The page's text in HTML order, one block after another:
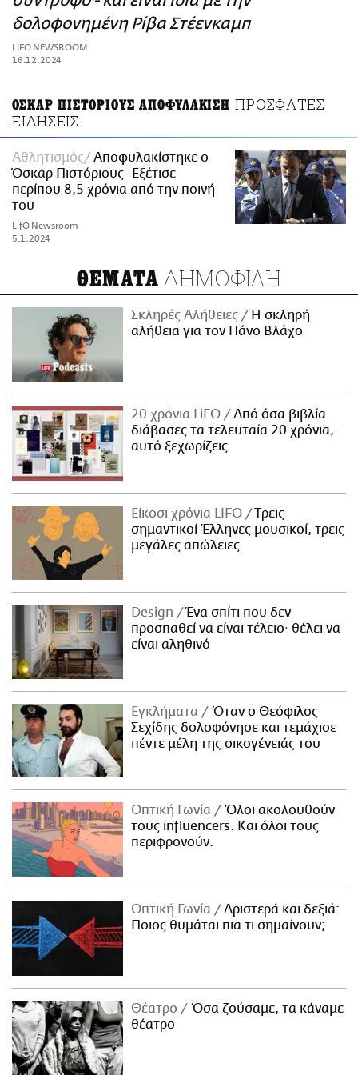
ΑΜΠΑ
PRINT
δολοφονημένη Ρίβα Στέενκαμπ
LIFO NEWSROOM
16.12.2024
ΟΣΚΑΡ ΠΙΣΤΟΡΙΟΥΣ ΑΠΟΦΥΛΑΚΙΣΗ ΠΡΟΣΦΑΤΕΣ
ΕΙΔΗΣΕΙΣ
Αθλητισμός
Αποφυλακίστηκε ο
Όσκαρ Πιστόριους- Εξέτισε
περίπου 8,5 χρόνια από την ποινή
του
LifO Newsroom
5.1.2024
ΘΕΜΑΤΑ ΔΗΜΟΦΙΛΗ
Σκληρές Αλήθειες
H σκληρή
αλήθεια για τον Πάνο Βλάχο
20 χρόνια LiFO
Από όσα βιβλία
διάβασες τα τελευταία 20 χρόνια,
αυτό ξεχωρίζεις
Είκοσι χρόνια LIFO
Tρεις
σημαντικοί Έλληνες μουσικοί, τρεις
μεγάλες απώλειες
Design
Ένα σπίτι που δεν
προσπαθεί να είναι τέλειο· θέλει να
είναι αληθινό
Εγκλήματα
Όταν ο Θεόφιλος
Σεχίδης δολοφόνησε και τεμάχισε
πέντε μέλη της οικογένειάς του
Οπτική Γωνία
Όλοι ακολουθούν
τους influencers. Και όλοι τους
περιφρονούν.
Οπτική Γωνία
Αριστερά και δεξιά:
Ποιος θυμάται πια τι σημαίνουν;
Θέατρο
Όσα ζούσαμε, τα κάναμε
θέατρο